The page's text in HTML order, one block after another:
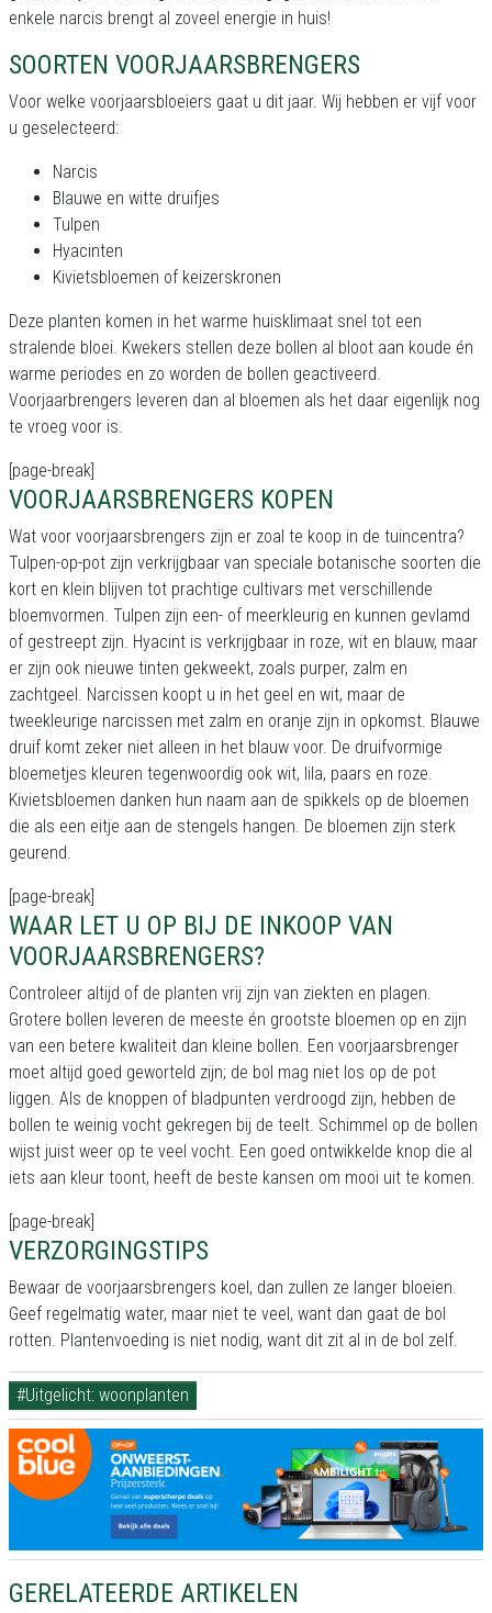
enkele narcis brengt al zoveel energie in huis!
SOORTEN VOORJAARSBRENGERS
Voor welke voorjaarsbloeiers gaat u dit jaar. Wij hebben er vijf voor
u geselecteerd:
Narcis
Blauwe en witte druifjes
Tulpen
Hyacinten
Kivietsbloemen of keizerskronen
Deze planten komen in het warme huisklimaat snel tot een
stralende bloei. Kwekers stellen deze bollen al bloot aan koude én
warme periodes en zo worden de bollen geactiveerd.
Voorjaarbrengers leveren dan al bloemen als het daar eigenlijk nog
te vroeg voor is.
[page-break]
VOORJAARSBRENGERS KOPEN
Wat voor voorjaarsbrengers zijn er zoal te koop in de tuincentra?
Tulpen-op-pot zijn verkrijgbaar van speciale botanische soorten die
kort en klein blijven tot prachtige cultivars met verschillende
bloemvormen. Tulpen zijn een- of meerkleurig en kunnen gevlamd
of gestreept zijn. Hyacint is verkrijgbaar in roze, wit en blauw, maar
er zijn ook nieuwe tinten gekweekt, zoals purper, zalm en
zachtgeel. Narcissen koopt u in het geel en wit, maar de
tweekleurige narcissen met zalm en oranje zijn in opkomst. Blauwe
druif komt zeker niet alleen in het blauw voor. De druifvormige
bloemetjes kleuren tegenwoordig ook wit, lila, paars en roze.
Kivietsbloemen danken hun naam aan de spikkels op de bloemen
die als een eitje aan de stengels hangen. De bloemen zijn sterk
geurend.
[page-break]
WAAR LET U OP BIJ DE INKOOP VAN
VOORJAARSBRENGERS?
Controleer altijd of de planten vrij zijn van ziekten en plagen.
Grotere bollen leveren de meeste én grootste bloemen op en zijn
van een betere kwaliteit dan kleine bollen. Een voorjaarsbrenger
moet altijd goed geworteld zijn; de bol mag niet los op de pot
liggen. Als de knoppen of bladpunten verdroogd zijn, hebben de
bollen te weinig vocht gekregen bij de teelt. Schimmel op de bollen
wijst juist weer op te veel vocht. Een goed ontwikkelde knop die al
iets aan kleur toont, heeft de beste kansen om mooi uit te komen.
[page-break]
VERZORGINGSTIPS
Bewaar de voorjaarsbrengers koel, dan zullen ze langer bloeien.
Geef regelmatig water, maar niet te veel, want dan gaat de bol
rotten. Plantenvoeding is niet nodig, want dit zit al in de bol zelf.
#Uitgelicht: woonplanten
GERELATEERDE ARTIKELEN